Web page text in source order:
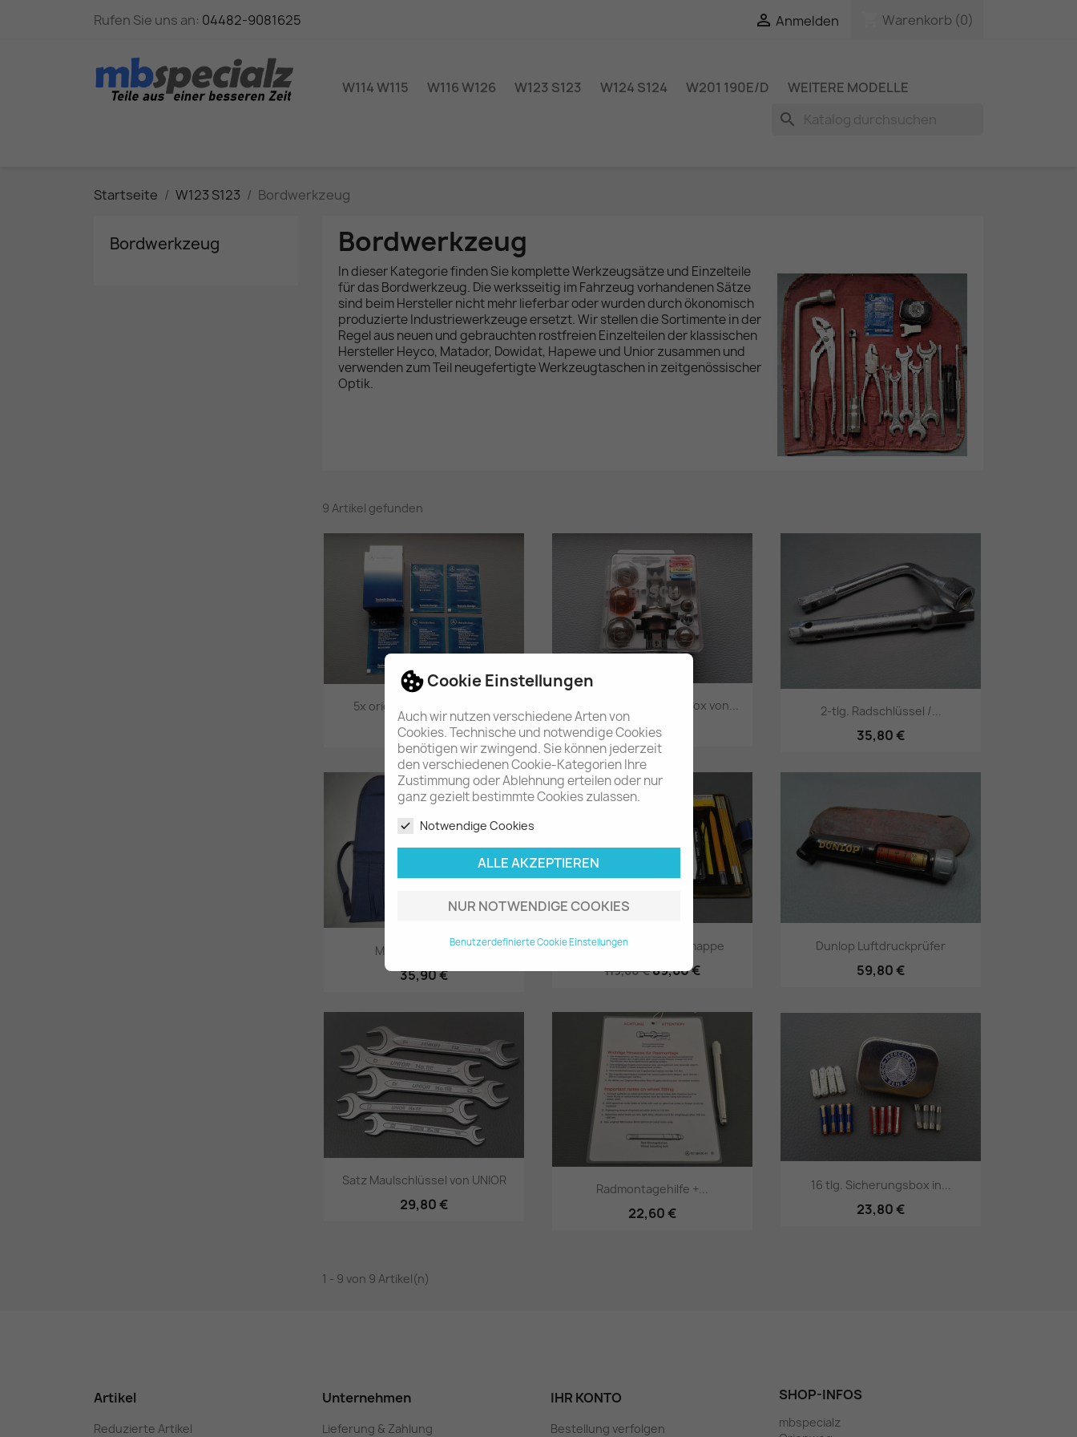
Cookie Einstellungen
Auch wir nutzen verschiedene Arten von
Cookies. Technische und notwendige Cookies
benötigen wir zwingend. Sie können jederzeit
den verschiedenen Cookie-Kategorien Ihre
Zustimmung oder Ablehnung erteilen oder nur
ganz gezielt bestimmte Cookies zulassen.
Notwendige Cookies
ALLE AKZEPTIEREN
NUR NOTWENDIGE COOKIES
Benutzerdefinierte Cookie Einstellungen
Rufen Sie uns an: 04482-9081625  Anmelden Warenkorb (0)
W114 W115 W116 W126 W123 S123 W124 S124 W201 190E/D WEITERE MODELLE
search
Startseite W123 S123 Bordwerkzeug
Bordwerkzeug Bordwerkzeug
In dieser Kategorie finden Sie komplette Werkzeugsätze und Einzelteile
für das Bordwerkzeug. Die werksseitig im Fahrzeug vorhandenen Sätze
sind beim Hersteller nicht mehr lieferbar oder wurden durch ökonomisch
produzierte Industriewerkzeuge ersetzt. Wir stellen die Sortimente in der
Regel aus neuen und gebrauchten rostfreien Einzelteilen der klassischen
Hersteller Heyco, Matador, Dowidat, Hapewe und Unior zusammen und
verwenden zum Teil neugefertigte Werkzeugtaschen in zeitgenössischer
Optik.
9 Artikel gefunden
Vorschau
5x orig. Mercedes-Benz...
11,90 €
Vorschau
klassische H4 Lampenbox von...
14,80 €
2-tlg. Radschlüssel /...
35,80 €
Mercedes-Benz...
35,90 €
Daimler-Benz Unfallmappe
119,60 €89,60 €
-30,00 €
Dunlop Luftdruckprüfer
59,80 €
Satz Maulschlüssel von UNIOR
29,80 €
Radmontagehilfe +...
22,60 €
16 tlg. Sicherungsbox in...
23,80 €
1 - 9 von 9 Artikel(n)
Artikel
Reduzierte Artikel
Unternehmen
Lieferung & Zahlung
IHR KONTO
Bestellung verfolgen
SHOP-INFOS
mbspecialz